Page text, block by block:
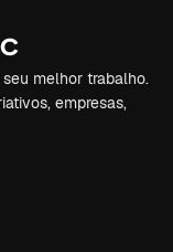
melhor trabalho.
empresas,